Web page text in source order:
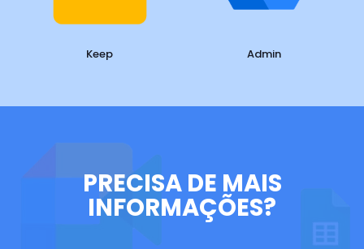
Keep Admin
PRECISA DE MAIS
INFORMAÇÕES?